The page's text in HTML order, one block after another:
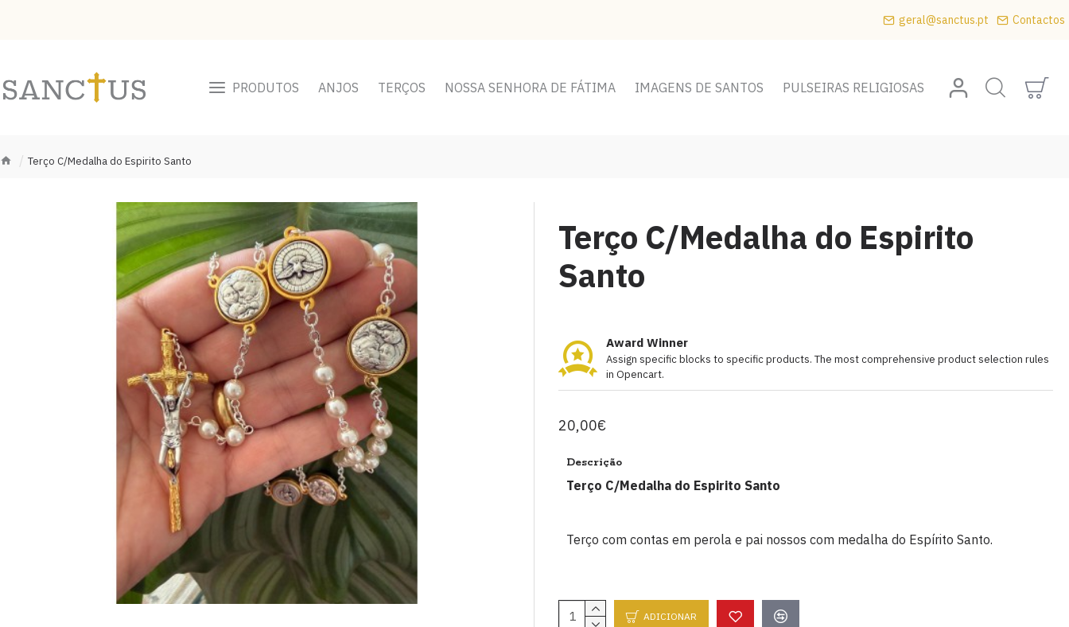
geral@sanctus.pt Contactos
PRODUTOS ANJOS TERÇOS NOSSA SENHORA DE FÁTIMA IMAGENS DE SANTOS PULSEIRAS RELIGIOSAS
Terço C/Medalha do Espirito Santo
Terço C/Medalha do Espirito
Santo
Award Winner
Assign specific blocks to specific products. The most comprehensive product selection rules
in Opencart.
20,00€
ADICIONAR
Descrição
Terço C/Medalha do Espirito Santo
Terço com contas em perola e pai nossos com medalha do Espírito Santo.